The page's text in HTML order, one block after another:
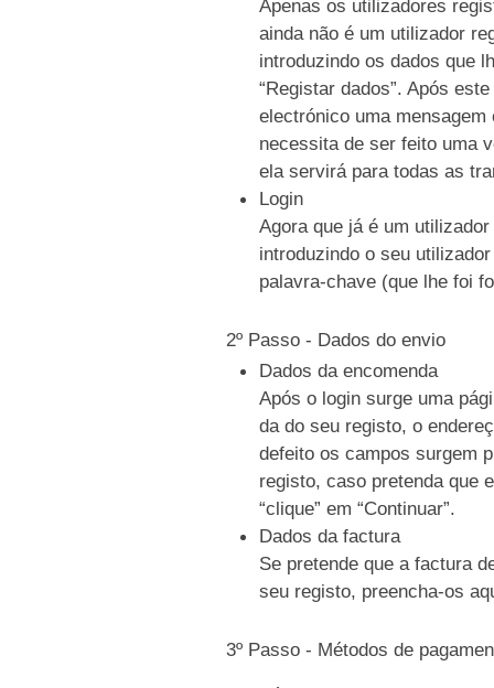
Apenas os utilizadores
ainda não é um utilizador
introduzindo os dados que
“Registar dados”. Após
electrónico uma
necessita de ser feito uma
ela servirá para todas as
Login
Agora que já é um
introduzindo o seu
palavra-chave (que lhe foi
2º Passo - Dados do envio
Dados da encomenda
Após o login surge uma
da do seu registo, o
defeito os campos surgem
registo, caso pretenda que
“clique” em “Continuar”.
Dados da factura
Se pretende que a factura
seu registo, preencha-os
3º Passo - Métodos de